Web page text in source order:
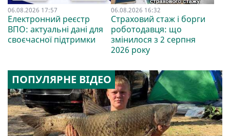
06.08.2026 17:57
Електронний реєстр
ВПО: актуальні дані для
своєчасної підтримки
06.08.2026 16:32
Страховий стаж і борги
роботодавця: що
змінилося з 2 серпня
2026 року
ПОПУЛЯРНЕ ВІДЕО